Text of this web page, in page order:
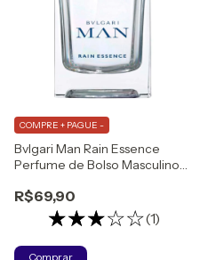
Bvlgari Man Rain Essence
Perfume de Bolso Masculino
R$69,90
(1)
COMPRE + PAGUE -
Comprar